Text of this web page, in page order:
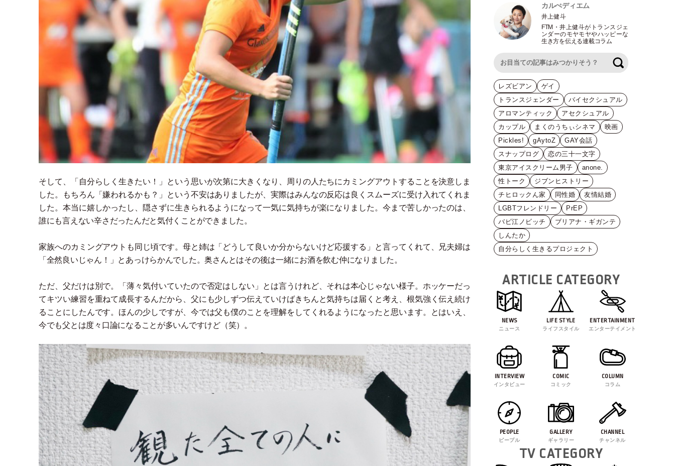
そして、 「 自分らしく生きたい！ 」
という思いが次第に大きくなり、周りの人たちにカミングアウトすることを決意しま
した。もちろん 「嫌われるかも？ 」
という不安はありましたが、実際はみんなの反応は良くスムーズに受け入れてくれま
した。本当に嬉しかったし、隠さずに生きられるようになって一気に気持ちが楽になりました。今まで苦しかったのは、
誰にも言えない辛さだったんだと気付くことができました。
家族へのカミングアウトも同じ頃です。母と姉は 「 どうして良いか分からないけど応援する 」
と言ってくれて、兄夫婦は
「 全然良いじゃん！ 」 とあっけらかんでした。奥さんとはその後は一緒にお酒を飲む仲になりました。
ただ、父だけは別で。 「薄々気付いていたので否定はしない 」
とは言うけれど、それは本心じゃない様子。ホッケーだっ
てキツい練習を重ねて成長するんだから、父にも少しずつ伝えていけばきちんと気持ちは届くと考え、根気強く伝え続け
ることにしたんです。ほんの少しですが、今では父も僕のことを理解をしてくれるようになったと思います。とはいえ、
今でも父とは度々口論になることが多いんですけど（笑） 。
カルぺディエム
井上健斗
FTM ・井上健斗がトランスジェ
ンダーのモヤモヤやハッピーな
生き方を伝える連載コラム
レズビアン
ゲイ
トランスジェンダー
バイセクシュアル
アロマンティック
アセクシュアル
カップル
まくのうちぃシネマ
映画
Pickles!
gAytoZ
GAY会話
スナップログ
恋の三十一文字
東京アイスクリーム男子
anone.
性トーク
ジブンヒストリー
チヒロックん家
同性婚
友情結婚
LGBTフレンドリー
PrEP
バビ江ノビッチ
ブリアナ・ギガンテ
しんたか
自分らしく生きるプロジェクト
ARTICLE CATEGORY
NEWS
ニュース
LIFE STYLE
ライフスタイル
ENTERTAINMENT
エンターテイメント
INTERVIEW
インタビュー
COMIC
コミック
COLUMN
コラム
PEOPLE
ピープル
GALLERY
ギャラリー
CHANNEL
チャンネル
TV CATEGORY